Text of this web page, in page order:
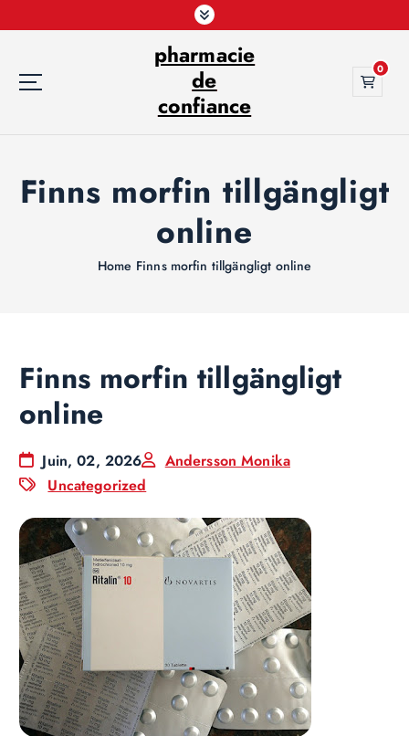
k
pharmacie
de
confiance
0
Finns morfin tillgängligt
online
Home Finns morfin tillgängligt online
Finns morfin tillgängligt
online
Juin, 02, 2026
Andersson Monika
Uncategorized